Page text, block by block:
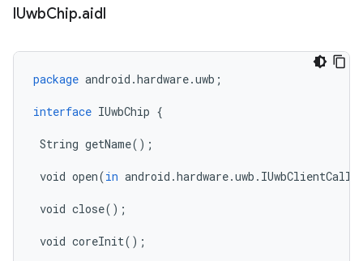
IUwbChip.aidl
package android .hardware.uwb ;
interface IUwbChip {
String getName();
void open(in android .hardware.uwb .
void close();
void coreInit();